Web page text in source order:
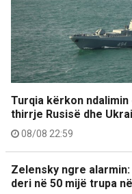
Turqia kërkon
thirrje Rusisë dhe
08/08 22:59
Zelensky ngre
deri në 50 mijë trupa